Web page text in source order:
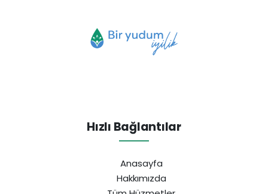
Hızlı Bağlantılar
Anasayfa
Hakkımızda